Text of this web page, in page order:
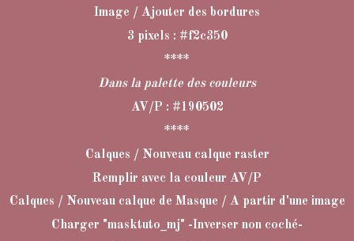
Image / Ajouter des bordures
3 pixels : #f2c350
****
Dans la palette des couleurs
AV/P : #190502
****
Calques / Nouveau calque raster
Remplir avec la couleur AV/P
Calques / Nouveau calque de Masque / A partir d'une image
Charger "masktuto_mj" -Inverser non coché-